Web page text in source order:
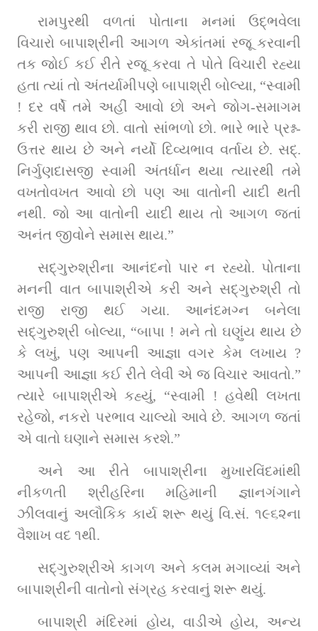
રામપુરથી વળતાં પોતાના મનમાં ઉદ્‌ભવેલા
વિચારો બાપાશ્રીની આગળ એકાંતમાં રજૂ કરવાની
તક જોઈ કઈ રીતે રજૂ કરવા તે પોતે વિચારી રહ્યા
હતા ત્યાં તો અંતર્યામીપણે બાપાશ્રી બોલ્યા, “સ્વામી
! દર વર્ષે તમે અહીં આવો છો અને જોગ-સમાગમ
કરી રાજી થાવ છો. વાતો સાંભળો છો. ભારે ભારે પ્રશ્ન-
ઉત્તર થાય છે અને નર્યો દિવ્યભાવ વર્તાય છે. સદ્‌.
નિર્ગુણદાસજી સ્વામી અંતર્ધાન થયા ત્યારથી તમે
વખતોવખત આવો છો પણ આ વાતોની યાદી થતી
નથી. જો આ વાતોની યાદી થાય તો આગળ જતાં
અનંત જીવોને સમાસ થાય.”
સદ્‌ગુરુશ્રીના આનંદનો પાર ન રહ્યો. પોતાના
મનની વાત બાપાશ્રીએ કરી અને સદ્‌ગુરુશ્રી તો
રાજી રાજી થઈ ગયા. આનંદમગ્ન બનેલા
સદ્‌ગુરુશ્રી બોલ્યા, “બાપા ! મને તો ઘણુંય થાય છે
કે લખું, પણ આપની આજ્ઞા વગર કેમ લખાય ?
આપની આજ્ઞા કઈ રીતે લેવી એ જ વિચાર આવતો.”
ત્યારે બાપાશ્રીએ કહ્યું, “સ્વામી ! હવેથી લખતા
રહેજો, નકરો પરભાવ ચાલ્યો આવે છે. આગળ જતાં
એ વાતો ઘણાને સમાસ કરશે.”
અને આ રીતે બાપાશ્રીના મુખારવિંદમાંથી
નીકળતી શ્રીહરિના મહિમાની જ્ઞાનગંગાને
ઝીલવાનું અલૌકિક કાર્ય શરૂ થયું વિ.સં. ૧૯૬૨ના
વૈશાખ વદ ૧થી.
સદ્‌ગુરુશ્રીએ કાગળ અને કલમ મગાવ્યાં અને
બાપાશ્રીની વાતોનો સંગ્રહ કરવાનું શરૂ થયું.
બાપાશ્રી મંદિરમાં હોય, વાડીએ હોય, અન્ય